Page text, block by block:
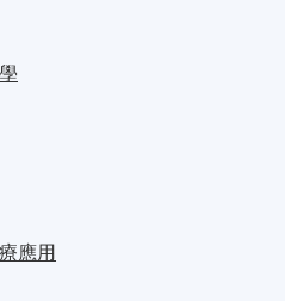
應用